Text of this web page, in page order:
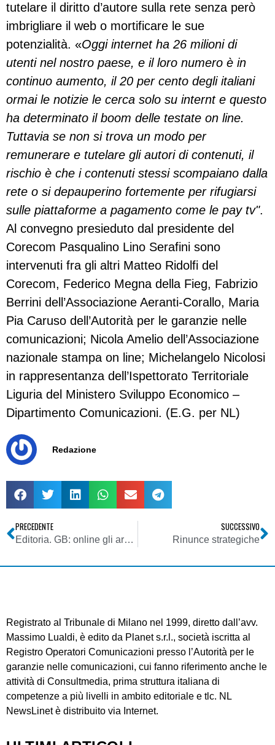
tutelare il diritto d’autore sulla rete senza però
imbrigliare il web o mortificare le sue
potenzialità. «Oggi internet ha 26 milioni di
utenti nel nostro paese, e il loro numero è in
continuo aumento, il 20 per cento degli italiani
ormai le notizie le cerca solo su internt e questo
ha determinato il boom delle testate on line.
Tuttavia se non si trova un modo per
remunerare e tutelare gli autori di contenuti, il
rischio è che i contenuti stessi scompaiano dalla
rete o si depauperino fortemente per rifugiarsi
sulle piattaforme a pagamento come le pay tv".
Al convegno presieduto dal presidente del
Corecom Pasqualino Lino Serafini sono
intervenuti fra gli altri Matteo Ridolfi del
Corecom, Federico Megna della Fieg, Fabrizio
Berrini dell’Associazione Aeranti-Corallo, Maria
Pia Caruso dell’Autorità per le garanzie nelle
comunicazioni; Nicola Amelio dell’Associazione
nazionale stampa on line; Michelangelo Nicolosi
in rappresentanza dell’Ispettorato Territoriale
Liguria del Ministero Sviluppo Economico –
Dipartimento Comunicazioni. (E.G. per NL)
Redazione
PRECEDENTE
Editoria. GB: online gli archivi dei giornali dei secoli scorsi. British Library rivela: gossip c’era già allora
SUCCESSIVO
Rinunce strategiche
Registrato al Tribunale di Milano nel 1999, diretto dall’avv.
Massimo Lualdi, è edito da Planet s.r.l., società iscritta al
Registro Operatori Comunicazioni presso l’Autorità per le
garanzie nelle comunicazioni, cui fanno riferimento anche le
attività di Consultmedia, prima struttura italiana di
competenze a più livelli in ambito editoriale e tlc. NL
NewsLinet è distribuito via Internet.